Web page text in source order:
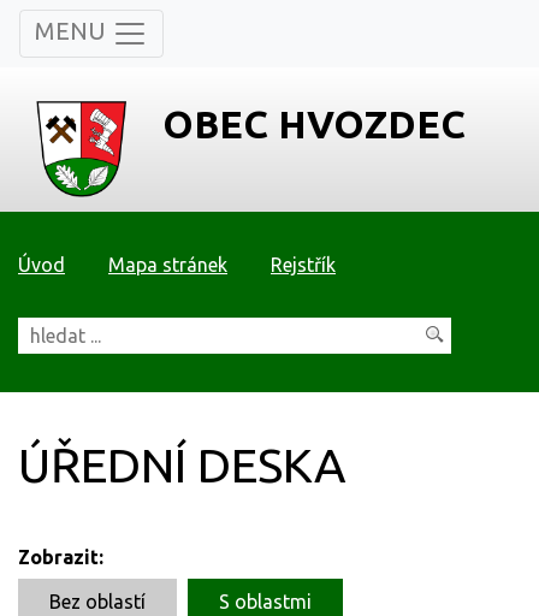
MENU
OBEC HVOZDEC
Úvod Mapa stránek Rejstřík
ÚŘEDNÍ DESKA
Zobrazit:
Bez oblastí S oblastmi